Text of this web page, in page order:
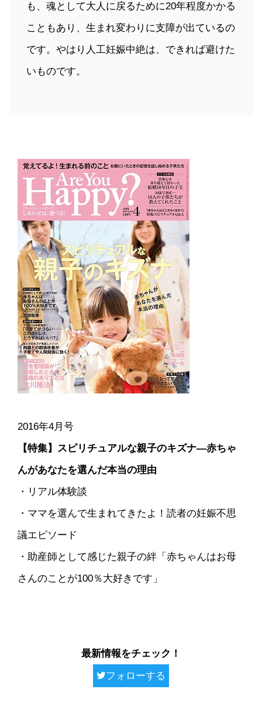
も、魂として大人に戻るために20年程度かかる
こともあり、生まれ変わりに支障が出ているの
です。やはり人工妊娠中絶は、できれば避けた
いものです。
2016年4月号
【特集】スピリチュアルな親子のキズナ―赤ちゃ
んがあなたを選んだ本当の理由
・リアル体験談
・ママを選んで生まれてきたよ！読者の妊娠不思
議エピソード
・助産師として感じた親子の絆「赤ちゃんはお母
さんのことが100％大好きです」
最新情報をチェック！
フォローする